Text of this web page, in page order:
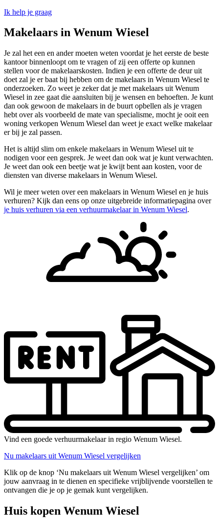
Ik help je graag
Makelaars in Wenum Wiesel
Je zal het een en ander moeten weten voordat je het eerste de beste
kantoor binnenloopt om te vragen of zij een offerte op kunnen
stellen voor de makelaarskosten. Indien je een offerte de deur uit
doet zal je er baat bij hebben om de makelaars in Wenum Wiesel te
onderzoeken. Zo weet je zeker dat je met makelaars uit Wenum
Wiesel in zee gaat die aansluiten bij je wensen en behoeften. Je kunt
dan ook gewoon de makelaars in de buurt opbellen als je vragen
hebt over als voorbeeld de mate van specialisme, mocht je ooit een
woning verkopen Wenum Wiesel dan weet je exact welke makelaar
er bij je zal passen.
Het is altijd slim om enkele makelaars in Wenum Wiesel uit te
nodigen voor een gesprek. Je weet dan ook wat je kunt verwachten.
Je weet dan ook een beetje wat je kwijt bent aan kosten, voor de
diensten van diverse makelaars in Wenum Wiesel.
Wil je meer weten over een makelaars in Wenum Wiesel en je huis
verhuren? Kijk dan eens op onze uitgebreide informatiepagina over
je huis verhuren via een verhuurmakelaar in Wenum Wiesel.
Vind een goede verhuurmakelaar in regio Wenum Wiesel.
Nu makelaars uit Wenum Wiesel vergelijken
Klik op de knop ‘Nu makelaars uit Wenum Wiesel vergelijken’ om
jouw aanvraag in te dienen en specifieke vrijblijvende voorstellen te
ontvangen die je op je gemak kunt vergelijken.
Huis kopen Wenum Wiesel